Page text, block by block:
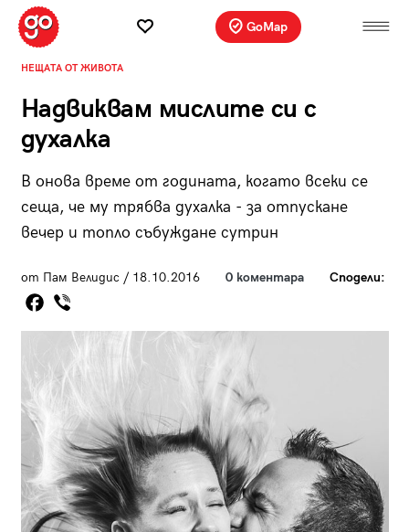
GoMap
НЕЩАТА ОТ ЖИВОТА
Надвиквам мислите си с
духалка
В онова време от годината, когато всеки се
сеща, че му трябва духалка - за отпускане
вечер и топло събуждане сутрин
от Пам Велидис / 18.10.2016 0 коментара Сподели: